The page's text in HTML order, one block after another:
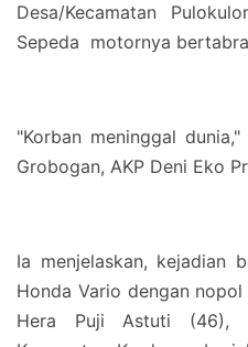
Desa/Kecamatan
Sepeda motornya
"Korban meninggal
Grobogan, AKP Deni Eko
Ia menjelaskan, kejadian
Honda Vario dengan
Hera Puji Astuti (46),